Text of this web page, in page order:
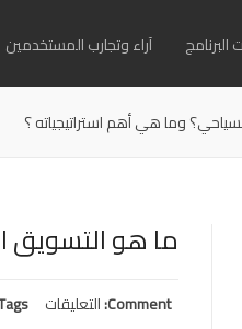
البرنامج آراء وتجارب المستخدمين
وما هي أهم استراتيجياته ؟
ما هو التسويق
Comment: التعليقات على